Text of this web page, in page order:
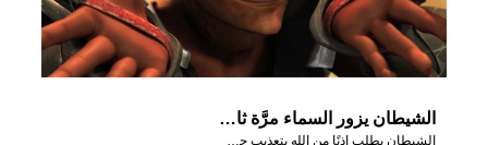
الشيطان يزور السماء مرَّة ثانية
الشيطان يطلب إذنًا من الله بتعذيب جسد أيوب.